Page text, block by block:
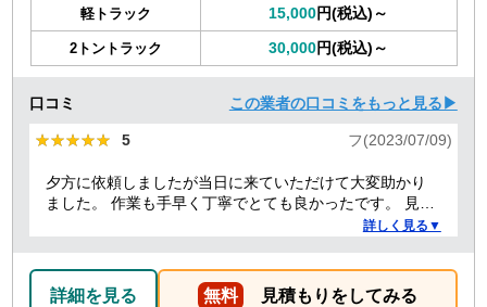
軽トラック 15,000円(税込)～
2トントラック 30,000円(税込)～
口コミ この業者の口コミをもっと見る▶
★★★★★
★★★★★ 5 フ(2023/07/09)
夕方に依頼しましたが当日に来ていただけて大変助かり
ました。 作業も手早く丁寧でとても良かったです。 見積
り金額以上の追加料金もありませんでした。 ありがとう
詳しく見る▼
詳細を見る 無料 見積もりをしてみる